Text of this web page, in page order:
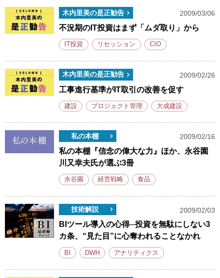
木内里美の是正勧告 2009/03/06
不況期のIT投資はまず「ムダ取り」から
IT投資 リセッション CIO
木内里美の是正勧告 2009/02/26
工事進行基準がIT取引の改善を促す
建設 プロジェクト管理 大成建設
私の本棚 2009/02/16
私の本棚『信念の偉大な力』ほか、永谷園
川又幸夫氏が選ぶ3冊
永谷園 経営戦略 食品
技術解説 2009/02/03
BIツール導入の心得─投資を無駄にしない3
カ条、“見た目”に心奪われることなかれ
BI DWH アナリティクス